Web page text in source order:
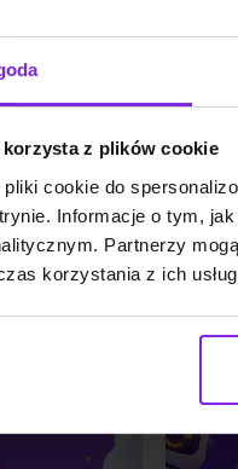
z plików cookie
cookie do
Informacje o tym,
Partnerzy
korzystania z ich